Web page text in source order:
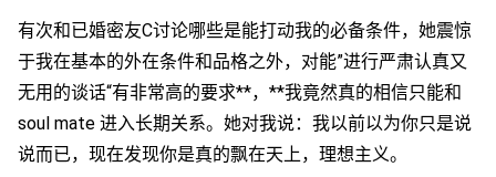
有次和已婚密友C讨论哪些是能打动我的必备条件，她震惊
于我在基本的外在条件和品格之外，对能”进行严肃认真又
无用的谈话“有非常高的要求**，**我竟然真的相信只能和
soul mate 进入长期关系。她对我说：我以前以为你只是说
说而已，现在发现你是真的飘在天上，理想主义。